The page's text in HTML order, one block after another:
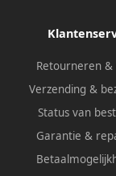
Retourneren &
Verzending &
Status van
Garantie &